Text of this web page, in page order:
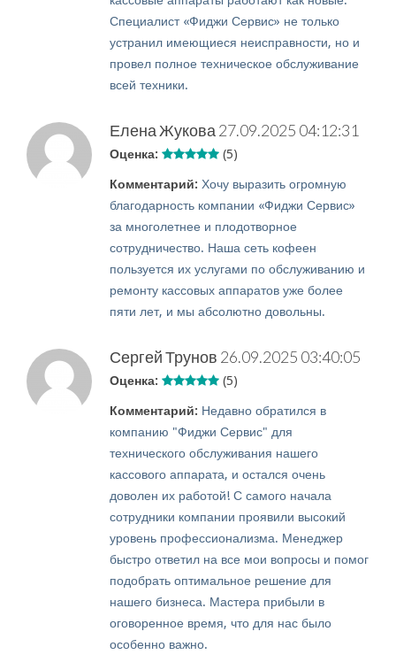
Специалист «Фиджи Сервис» не только
устранил имеющиеся неисправности, но и
провел полное техническое обслуживание
всей техники.
Елена Жукова 27.09.2025 04:12:31
Оценка: (5)
Комментарий: Хочу выразить огромную
благодарность компании «Фиджи Сервис»
за многолетнее и плодотворное
сотрудничество. Наша сеть кофеен
пользуется их услугами по обслуживанию и
ремонту кассовых аппаратов уже более
пяти лет, и мы абсолютно довольны.
Сергей Трунов 26.09.2025 03:40:05
Оценка: (5)
Комментарий: Недавно обратился в
компанию "Фиджи Сервис" для
технического обслуживания нашего
кассового аппарата, и остался очень
доволен их работой! С самого начала
сотрудники компании проявили высокий
уровень профессионализма. Менеджер
быстро ответил на все мои вопросы и помог
подобрать оптимальное решение для
нашего бизнеса. Мастера прибыли в
оговоренное время, что для нас было
особенно важно.